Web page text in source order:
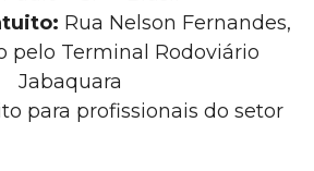
Rua Nelson Fernandes,
pelo Terminal Rodoviário
Jabaquara
para profissionais do setor